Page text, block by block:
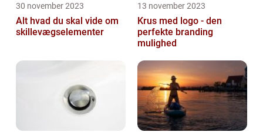
30 november 2023
Alt hvad du skal vide om
skillevægselementer
13 november 2023
Krus med logo - den
perfekte branding
mulighed